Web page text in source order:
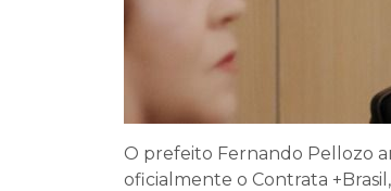
O prefeito Fernando Pellozo
oficialmente o Contrata